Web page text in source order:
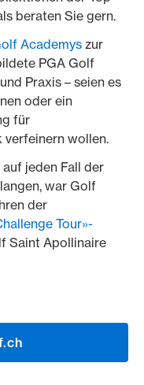
beraten Sie gern.
Academyszur
PGA Golf
Praxis – seien es
oder ein
für
verfeinern wollen.
jeden Fall der
war Golf
der
Tour»-
Saint Apollinaire